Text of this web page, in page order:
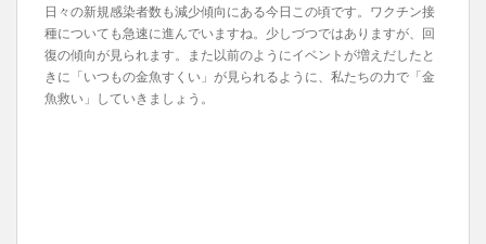
日々の新規感染者数も減少傾向にある今日この頃です。ワクチン接
種についても急速に進んでいますね。少しづつではありますが、回
復の傾向が見られます。また以前のようにイベントが増えだしたと
きに「いつもの金魚すくい」が見られるように、私たちの力で「金
魚救い」していきましょう。